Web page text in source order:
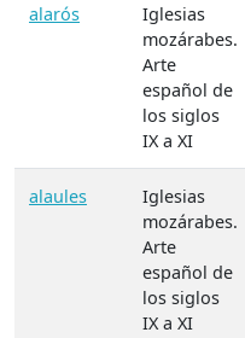
alarós
Iglesias
mozárabes.
Arte
español de
los siglos
IX a XI
alaules
Iglesias
mozárabes.
Arte
español de
los siglos
IX a XI